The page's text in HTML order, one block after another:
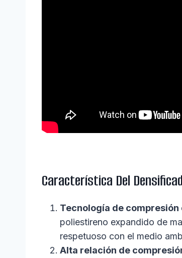
Característica Del
Tecnología de compresión
poliestireno expandido de
respetuoso con el medio
Alta relación de